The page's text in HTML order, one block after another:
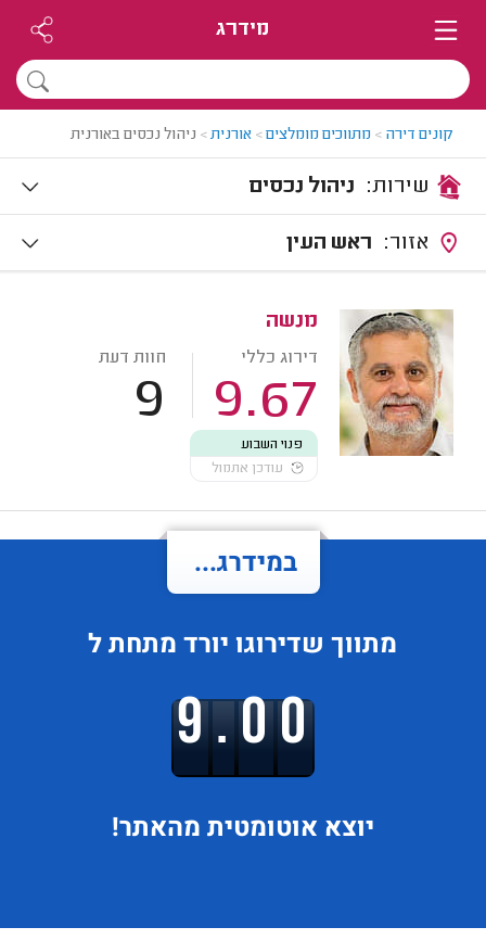
מידרג
קונים דירה > מתווכים מומלצים> אורנית> ניהול נכסים באורנית
ניהול נכסים
ראש העין
מנשה
דירוג כללי
9.67
חוות דעת
9
פנוי השבוע
עודכן אתמול
במידרג...
מתווך שדירוגו יורד מתחת ל
9.00
יוצא אוטומטית מהאתר!